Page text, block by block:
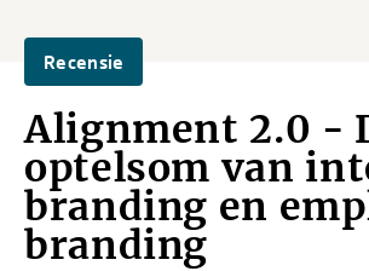
Recensie
Alignment 2.0 -
optelsom van
branding en
branding